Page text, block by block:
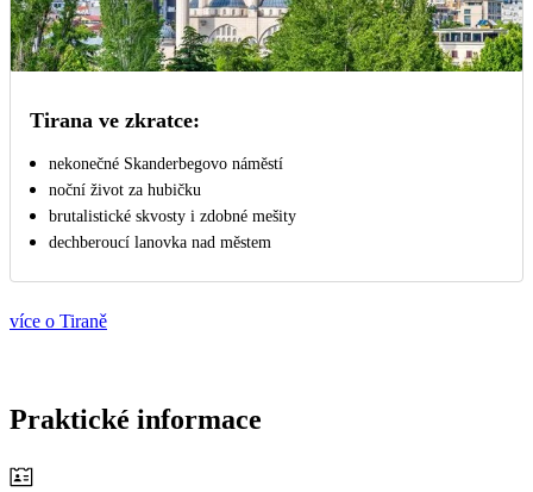
Tirana ve zkratce:
nekonečné Skanderbegovo náměstí
noční život za hubičku
brutalistické skvosty i zdobné mešity
dechberoucí lanovka nad městem
více o Tiraně
Praktické informace